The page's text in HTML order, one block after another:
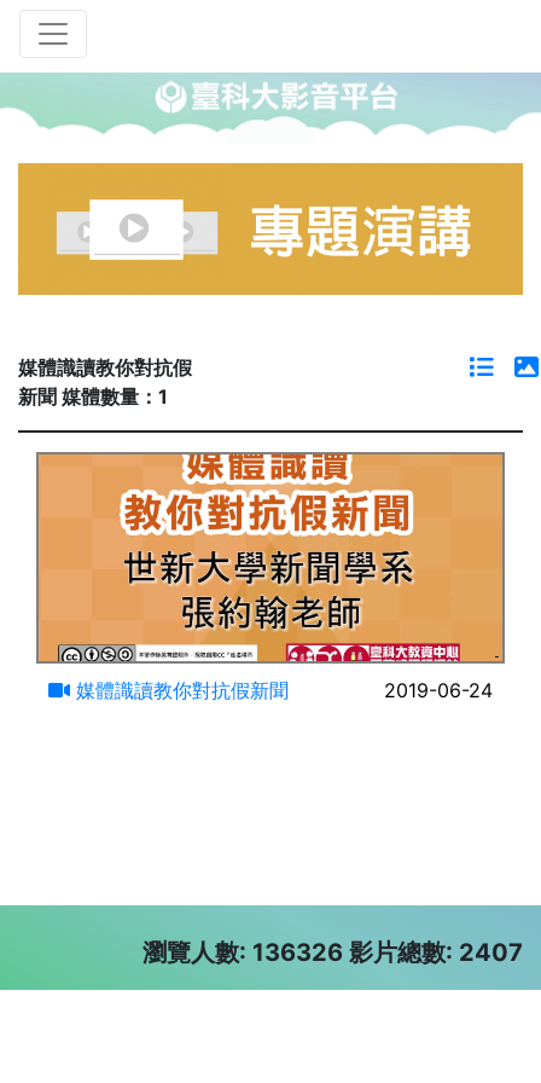
媒體識讀教你對抗假
新聞 媒體數量：1
媒體識讀教你對抗假新聞 2019-06-24
瀏覽人數: 136326 影片總數: 2407